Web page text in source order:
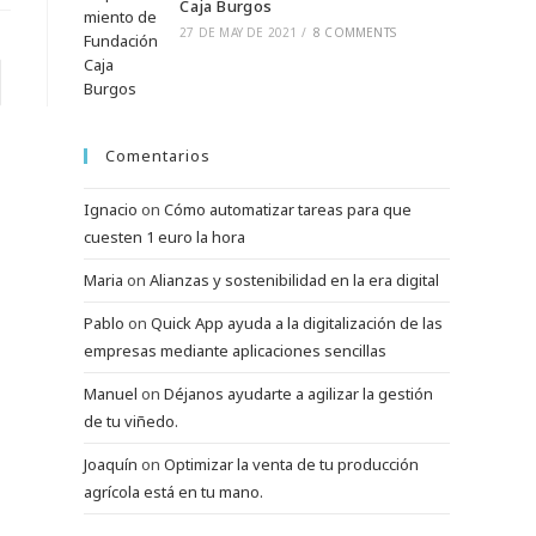
Caja Burgos
27 DE MAY DE 2021 / 8 COMMENTS
Comentarios
Ignacio on Cómo automatizar tareas para que
cuesten 1 euro la hora
Maria on Alianzas y sostenibilidad en la era digital
Pablo on Quick App ayuda a la digitalización de las
empresas mediante aplicaciones sencillas
Manuel on Déjanos ayudarte a agilizar la gestión
de tu viñedo.
Joaquín on Optimizar la venta de tu producción
agrícola está en tu mano.